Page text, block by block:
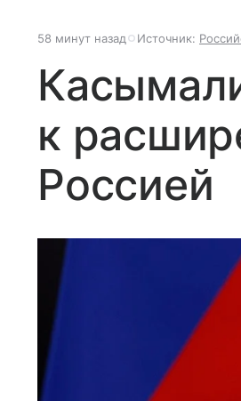
58 минут назад Источник:
к
Россией